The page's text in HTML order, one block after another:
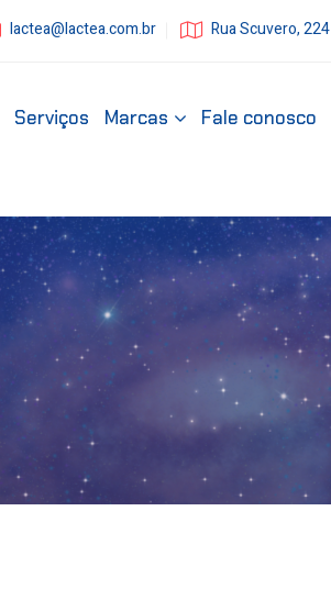
lactea@lactea.com.br Rua Scuvero,
Serviços Marcas Fale conosco